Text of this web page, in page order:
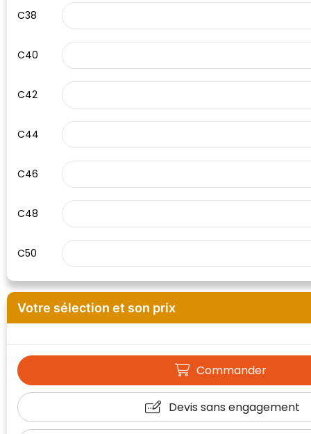
C38
C40
C42
C44
C46
C48
C50
Votre sélection et son prix
Commander
Devis sans engagement